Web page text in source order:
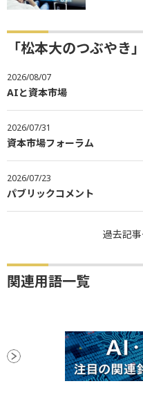
「松本大のつぶやき
2026/08/07
AIと資本市場
2026/07/31
資本市場フォーラム
2026/07/23
パブリックコメント
過去記
関連用語一覧